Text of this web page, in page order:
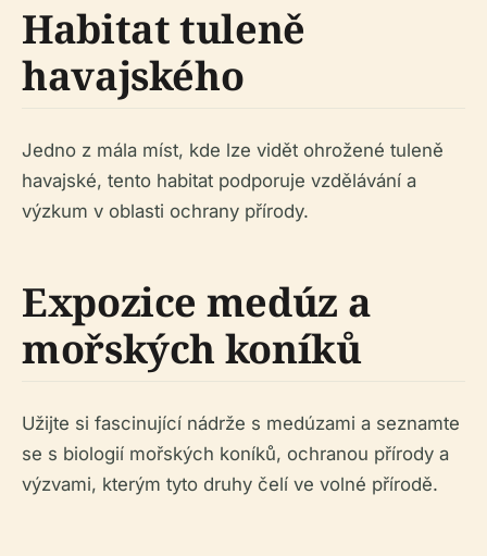
Habitat tuleně
havajského
Jedno z mála míst, kde lze vidět ohrožené tuleně
havajské, tento habitat podporuje vzdělávání a
výzkum v oblasti ochrany přírody.
Expozice medúz a
mořských koníků
Užijte si fascinující nádrže s medúzami a seznamte
se s biologií mořských koníků, ochranou přírody a
výzvami, kterým tyto druhy čelí ve volné přírodě.